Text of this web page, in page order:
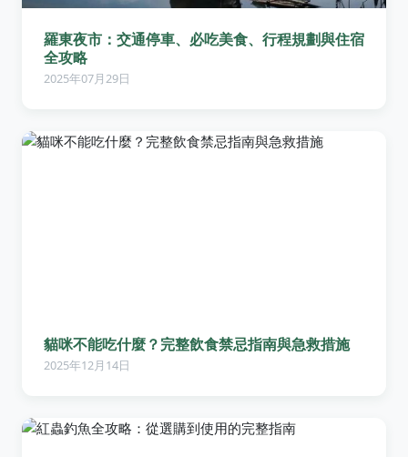
羅東夜市：交通停車、必吃美食、行程規劃與住宿
全攻略
2025年07月29日
貓咪不能吃什麼？完整飲食禁忌指南與急救措施
2025年12月14日